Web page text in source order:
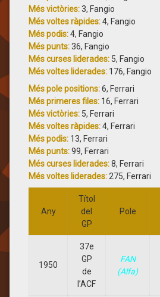
Més victòries:3, Fangio
Més voltes ràpides:4, Fangio
Més podis:4, Fangio
Més punts:36, Fangio
Més curses liderades: 5, Fangio
Més voltes liderades: 176, Fangio
Més pole positions:6, Ferrari
Més primeres files: 16, Ferrari
Més victòries: 5, Ferrari
Més voltes ràpides:4, Ferrari
Més podis: 13, Ferrari
Més punts:99, Ferrari
Més curses liderades:8, Ferrari
Més voltes liderades: 275, Ferrari
Any
Títol
del
GP
Pole
1950
37e
GP
de
l’ACF
FAN
(Alfa)